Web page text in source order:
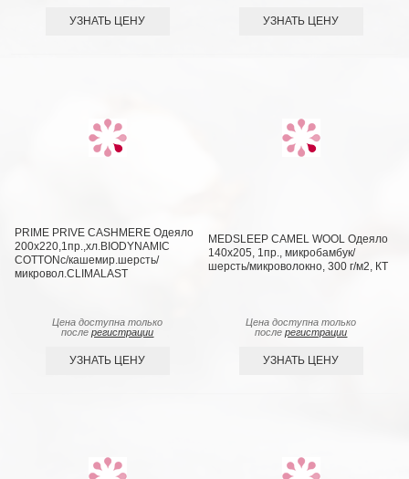
УЗНАТЬ ЦЕНУ УЗНАТЬ ЦЕНУ
PRIME PRIVE CASHMERE Одеяло
200х220,1пр.,хл.BIODYNAMIC
COTTONc/кашемир.шерсть/
микровол.CLIMALAST
Цена доступна только
послерегистрации
УЗНАТЬ ЦЕНУ
MEDSLEEP CAMEL WOOL Одеяло
140х205, 1пр., микробамбук/
шерсть/микроволокно, 300 г/м2, КТ
Цена доступна только
послерегистрации
УЗНАТЬ ЦЕНУ